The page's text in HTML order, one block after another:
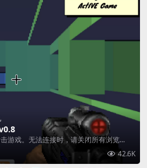
游戏。无法连接时，请关闭所有浏览...
42.6K